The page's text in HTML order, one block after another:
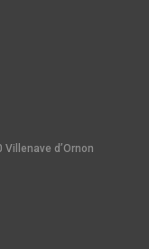
d’Ornon